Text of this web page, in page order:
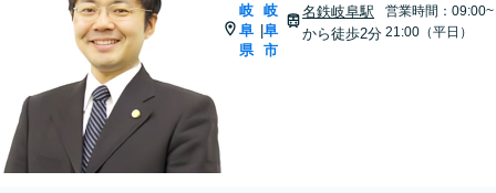
岐
阜
県
|
岐
阜
市
名鉄岐阜駅
から徒歩2分
営業時間：09:00~
21:00（平日）